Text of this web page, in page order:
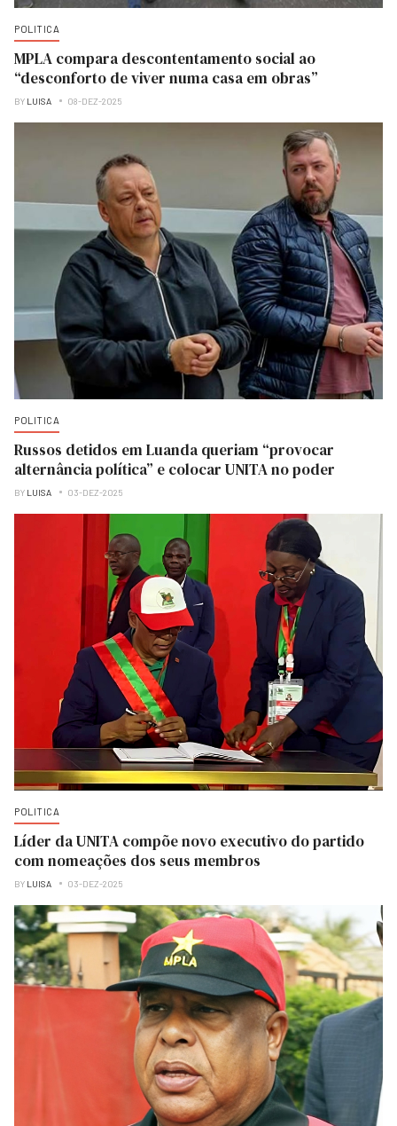
POLITICA
MPLA compara descontentamento social ao
“desconforto de viver numa casa em obras”
BY LUISA 08-DEZ-2025
POLITICA
Russos detidos em Luanda queriam “provocar
alternância política” e colocar UNITA no poder
BY LUISA 03-DEZ-2025
POLITICA
Líder da UNITA compõe novo executivo do partido
com nomeações dos seus membros
BY LUISA 03-DEZ-2025